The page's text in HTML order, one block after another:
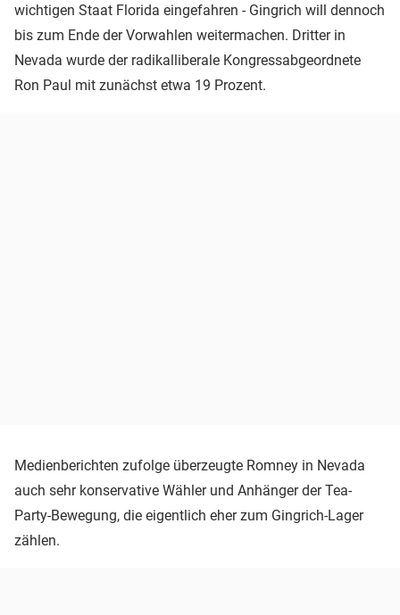
wichtigen Staat Florida eingefahren - Gingrich will dennoch
bis zum Ende der Vorwahlen weitermachen. Dritter in
Nevada wurde der radikalliberale Kongressabgeordnete
Ron Paul mit zunächst etwa 19 Prozent.
Medienberichten zufolge überzeugte Romney in Nevada
auch sehr konservative Wähler und Anhänger der Tea-
Party-Bewegung, die eigentlich eher zum Gingrich-Lager
zählen.